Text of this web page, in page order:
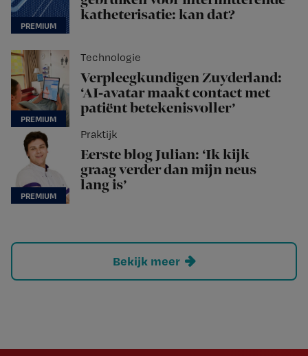
katheterisatie: kan dat?
Technologie
Verpleegkundigen Zuyderland:
‘AI-avatar maakt contact met
patiënt betekenisvoller’
Praktijk
Eerste blog Julian: ‘Ik kijk
graag verder dan mijn neus
lang is’
Bekijk meer